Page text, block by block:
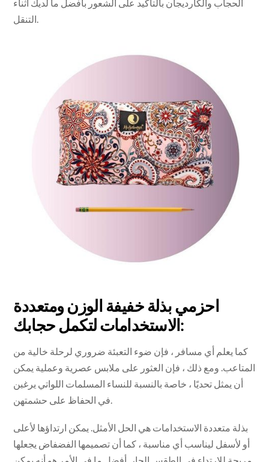
الحجاب والكارديجان بالتأكيد على الشعور بأفضل ما لديك أثناء
التنقل.
احزمي بذلة خفيفة الوزن ومتعددة
الاستخدامات لتكمل حجابك:
كما يعلم أي مسافر ، فإن ضوء التعبئة ضروري لرحلة خالية من
المتاعب. ومع ذلك ، فإن العثور على ملابس عصرية وعملية يمكن
أن يمثل تحديًا ، خاصة بالنسبة للنساء المسلمات اللواتي يرغبن
في الحفاظ على حشمتهن.
بذلة متعددة الاستخدامات هي الحل الأمثل. يمكن ارتداؤها لأعلى
أو لأسفل ليناسب أي مناسبة ، كما أن تصميمها الفضفاض يجعلها